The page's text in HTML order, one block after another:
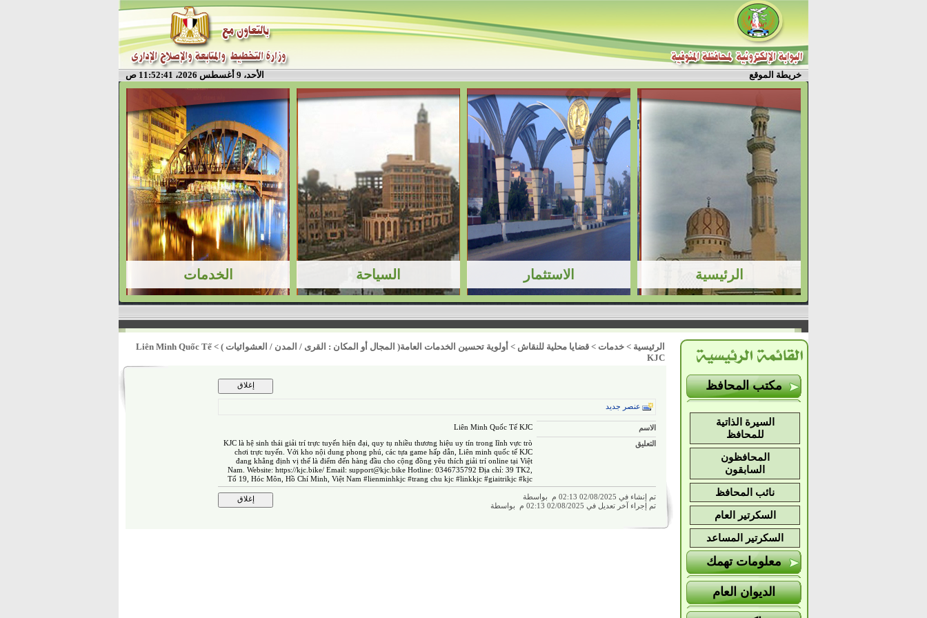
خريطة الموقع الأحد، 9 أغسطس 2026، 11:52:41 ص
مكتب المحافظ
السيرة الذاتية
للمحافظ
المحافظون
السابقون
نائب المحافظ
السكرتير العام
السكرتير المساعد
معلومات تهمك
الديوان العام
الرئيسية > خدمات > قضايا محلية للنقاش > أولوية تحسين الخدمات العامة( المجال أو المكان : القرى / المدن / العشوائيات ) >
Liên Minh Quốc Tế
KJC
عنصر جديد
الاسم Liên Minh Quốc Tế KJC
التعليق
KJC là hệ sinh thái giải trí trực tuyến hiện đại, quy tụ nhiều thương hiệu uy tín trong lĩnh vực trò
chơi trực tuyến. Với kho nội dung phong phú, các tựa game hấp dẫn, Liên minh quốc tế KJC
đang khẳng định vị thế là điểm đến hàng đầu cho cộng đồng yêu thích giải trí online tại Việt
Nam. Website: https://kjc.bike/ Email: support@kjc.bike Hotline: 0346735792 Địa chỉ: 39 TK2,
Tổ 19, Hóc Môn, Hồ Chí Minh, Việt Nam #lienminhkjc #trang chu kjc #linkkjc #giaitrikjc #kjc
تم إنشاء في 02/08/2025 02:13 م بواسطة
تم إجراء آخر تعديل في 02/08/2025 02:13 م بواسطة